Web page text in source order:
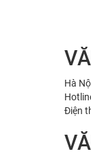
Hà
Điện